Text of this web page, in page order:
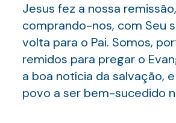
Jesus fez a nossa remissão,
comprando-nos, com Seu
volta para o Pai. Somos,
remidos para pregar o
a boa notícia da salvação,
povo a ser bem-sucedido